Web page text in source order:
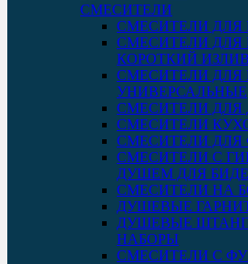
СМЕСИТЕЛИ
СМЕСИТЕЛИ ДЛЯ
СМЕСИТЕЛИ
КОРОТКИЙ ИЗЛИВ
СМЕСИТЕЛИ
УНИВЕРСАЛЬНЫЕ
СМЕСИТЕЛИ ДЛЯ
СМЕСИТЕЛИ
СМЕСИТЕЛИ ДЛЯ
СМЕСИТЕЛИ С
ДУШЕМ ДЛЯ БИДЕ
СМЕСИТЕЛИ НА
ДУШЕВЫЕ
ДУШЕВЫЕ
НАБОРЫ
СМЕСИТЕЛИ С